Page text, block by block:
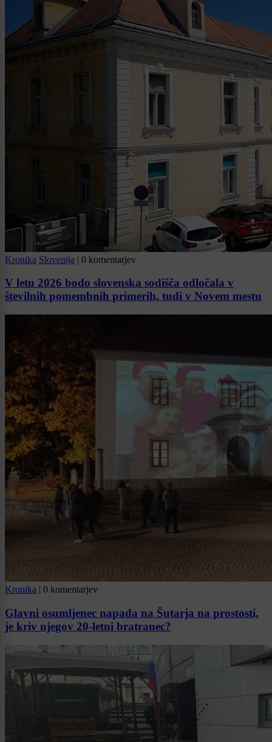
Kronika Slovenija | 0 komentarjev
V letu 2026 bodo slovenska sodišča odločala v
številnih pomembnih primerih, tudi v Novem mestu
Kronika | 0 komentarjev
Glavni osumljenec napada na Šutarja na prostosti,
je kriv njegov 20-letni bratranec?